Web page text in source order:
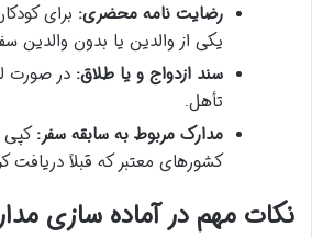
رضایت نامه محضری:
یکی از والدین یا بدون والدین
سند ازدواج و یا طلاق: در صورت
تأهل.
مدارک مربوط به سابقه سفر: کپی
کشورهای معتبر که قبلاً دریافت
نکات مهم در آماده سازی